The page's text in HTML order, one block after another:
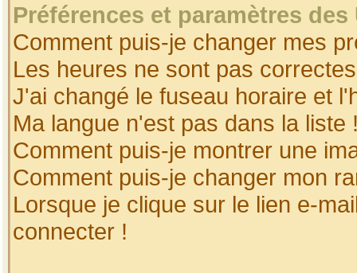
Préférences et paramètres
Comment puis-je changer mes
Les heures ne sont pas
J'ai changé le fuseau horaire et
Ma langue n'est pas dans la liste
Comment puis-je montrer une
Comment puis-je changer mon
Lorsque je clique sur le lien e-
connecter !